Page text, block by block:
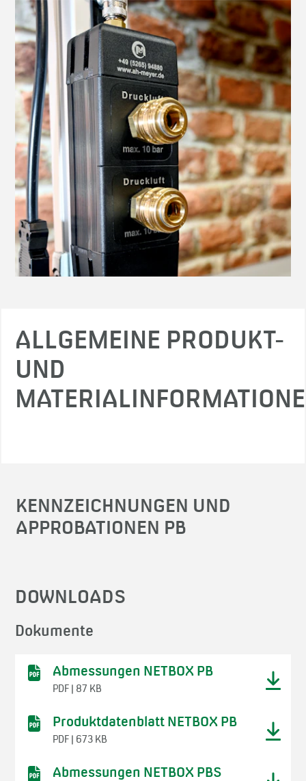
ALLGEMEINE PRODUKT-
UND
KENNZEICHNUNGEN UND
APPROBATIONEN PB
DOWNLOADS
Dokumente
Abmessungen NETBOX PB
PDF | 87 KB
Produktdatenblatt NETBOX PB
PDF | 673 KB
Abmessungen NETBOX PBS